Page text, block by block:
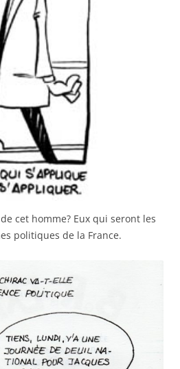
cet homme? Eux qui seront les
politiques de la France.